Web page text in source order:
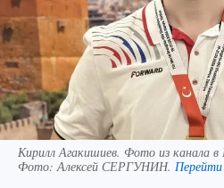
Кирилл Агакишиев. Фото из канала
Фото:Алексей СЕРГУНИН.